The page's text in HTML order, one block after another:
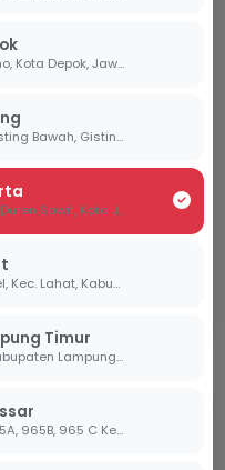
Jl. Limo Raya No.58, Limo, Kec. Limo, Kota Depok, Jawa Barat 16514
Jl.Raya Gisting,Dusun 1A Blok 5, Gisting Bawah, Gisting, Tanggamus, Lampung 35378
Jl. Buaran Raya No.15, Klender, Kec. Duren Sawit, Kota Jakarta Timur, Daerah Khusus Ibukota Jakarta 13470
Jl. Letnan Marzuki, Talang Jawa Sel, Kec. Lahat, Kabupaten Lahat, Sumatera Selatan 31419
Timur
Karyatani, Labuhan Maringgai, Kabupaten Lampung Timur, Lampung 34387
Jl. Tamalanrea Raya BTP Blok AE 965A, 965B, 965 C Kel. Paccerakang Kec.Biring Kanaya Kota. Makassar Sulawesi Selatan 90241
hubungi